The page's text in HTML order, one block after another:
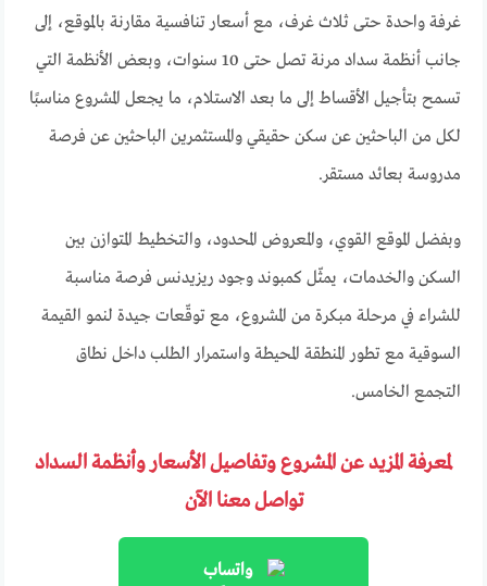
غرفة واحدة حتى ثلاث غرف، مع أسعار تنافسية مقارنة بالموقع، إلى
جانب أنظمة سداد مرنة تصل حتى 10 سنوات، وبعض الأنظمة التي
تسمح بتأجيل الأقساط إلى ما بعد الاستلام، ما يجعل المشروع مناسبًا
لكل من الباحثين عن سكن حقيقي والمستثمرين الباحثين عن فرصة
مدروسة بعائد مستقر.
وبفضل الموقع القوي، والمعروض المحدود، والتخطيط المتوازن بين
السكن والخدمات، يمثّل كمبوند وجود ريزيدنس فرصة مناسبة
للشراء في مرحلة مبكرة من المشروع، مع توقّعات جيدة لنمو القيمة
السوقية مع تطور المنطقة المحيطة واستمرار الطلب داخل نطاق
التجمع الخامس.
لمعرفة المزيد عن المشروع وتفاصيل الأسعار وأنظمة السداد
تواصل معنا الآن
واتساب